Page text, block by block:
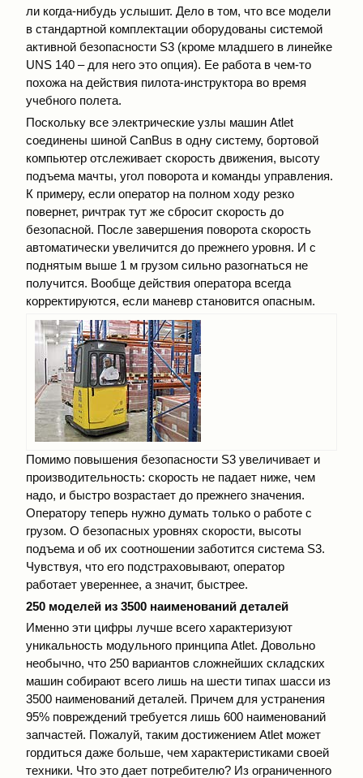
ли когда-нибудь услышит. Дело в том, что все модели
в стандартной комплектации оборудованы системой
активной безопасности S3 (кроме младшего в линейке
UNS 140 – для него это опция). Ее работа в чем-то
похожа на действия пилота-инструктора во время
учебного полета.
Поскольку все электрические узлы машин Atlet
соединены шиной CanBus в одну систему, бортовой
компьютер отслеживает скорость движения, высоту
подъема мачты, угол поворота и команды управления.
К примеру, если оператор на полном ходу резко
повернет, ричтрак тут же сбросит скорость до
безопасной. После завершения поворота скорость
автоматически увеличится до прежнего уровня. И с
поднятым выше 1 м грузом сильно разогнаться не
получится. Вообще действия оператора всегда
корректируются, если маневр становится опасным.
Помимо повышения безопасности S3 увеличивает и
производительность: скорость не падает ниже, чем
надо, и быстро возрастает до прежнего значения.
Оператору теперь нужно думать только о работе с
грузом. О безопасных уровнях скорости, высоты
подъема и об их соотношении заботится система S3.
Чувствуя, что его подстраховывают, оператор
работает увереннее, а значит, быстрее.
250 моделей из 3500 наименований деталей
Именно эти цифры лучше всего характеризуют
уникальность модульного принципа Atlet. Довольно
необычно, что 250 вариантов сложнейших складских
машин собирают всего лишь на шести типах шасси из
3500 наименований деталей. Причем для устранения
95% повреждений требуется лишь 600 наименований
запчастей. Пожалуй, таким достижением Atlet может
гордиться даже больше, чем характеристиками своей
техники. Что это дает потребителю? Из ограниченного